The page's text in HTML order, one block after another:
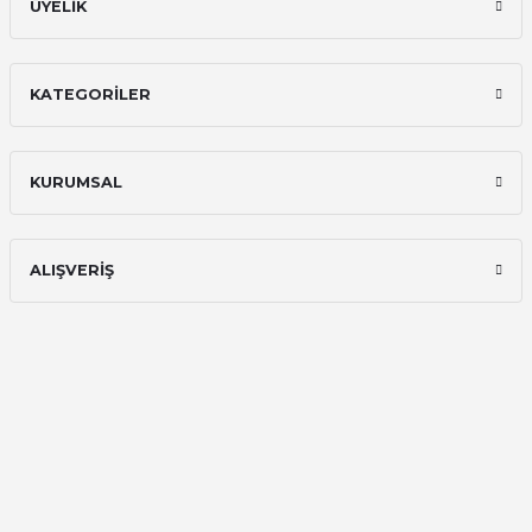
ÜYELİK
KATEGORİLER
KURUMSAL
ALIŞVERİŞ